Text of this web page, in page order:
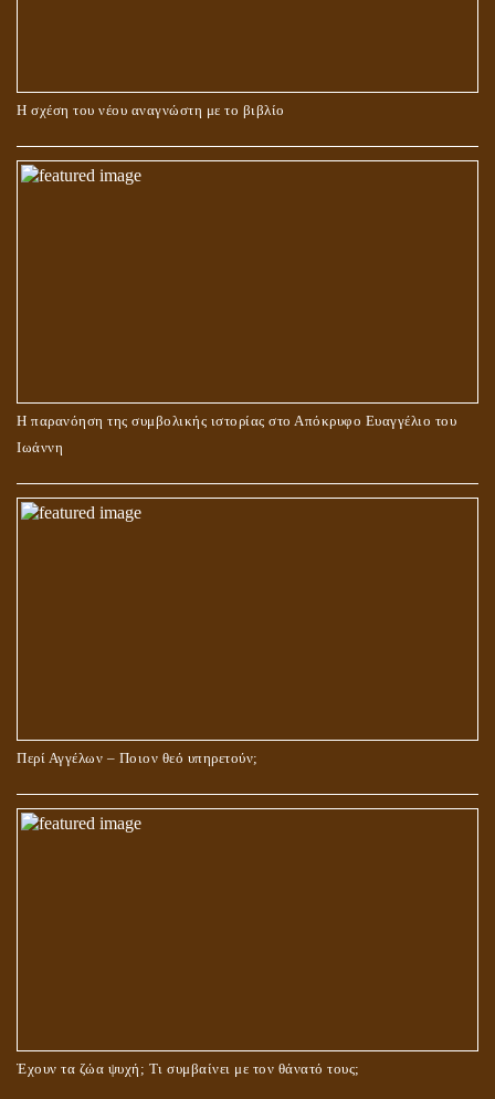
Η σχέση του νέου αναγνώστη με το βιβλίο
Η παρανόηση της συμβολικής ιστορίας στο Απόκρυφο Ευαγγέλιο του
Ιωάννη
Περί Αγγέλων – Ποιον θεό υπηρετούν;
Έχουν τα ζώα ψυχή; Τι συμβαίνει με τον θάνατό τους;